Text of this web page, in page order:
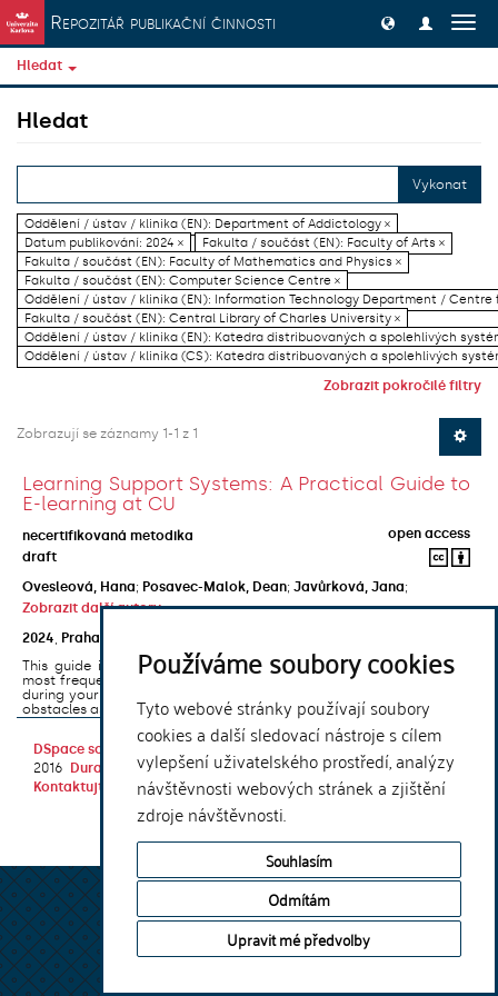
Používáme soubory cookies
Tyto webové stránky používají soubory
cookies a další sledovací nástroje s cílem
vylepšení uživatelského prostředí, analýzy
návštěvnosti webových stránek a zjištění
zdroje návštěvnosti.
Souhlasím
Odmítám
Upravit mé předvolby
Přeskočit na obsah
Repozitář publikační činnosti
Hledat
Hledat
Vykonat
Oddělení / ústav / klinika (EN): Department of Addictology ×
Datum publikování: 2024 ×
Fakulta / součást (EN): Faculty of Arts ×
Fakulta / součást (EN): Faculty of Mathematics and Physics ×
Fakulta / součást (EN): Computer Science Centre ×
Oddělení / ústav / klinika (EN): Information Technology Department / Centre
Fakulta / součást (EN): Central Library of Charles University ×
Oddělení / ústav / klinika (EN): Katedra distribuovaných a spolehlivých
Oddělení / ústav / klinika (CS): Katedra distribuovaných a spolehlivých
Zobrazit pokročilé filtry
Zobrazují se záznamy 1-1 z 1
Learning Support Systems: A Practical Guide to
E-learning at CU
necertifikovaná metodika
open access
draft
Ovesleová, Hana; Posavec-Malok, Dean; Javůrková, Jana;
Zobrazit další autory
2024
Praha
This guide introduces the e-learning support tools that are used
most frequently at Charles University and that you may encounter
during your studies. It will also help you to avoid the most common
obstacles associated ...
DSpace software
2016
DuraSpace
Kontaktujte nás |Vyjádření názoru
Theme by